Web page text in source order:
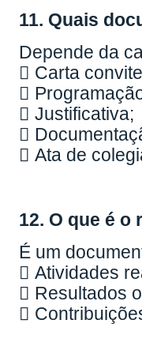
11. Quais
Depende da
 Carta

 Justificativa;

 Ata de
12. O que é
É um
 Atividades
 Resultados
